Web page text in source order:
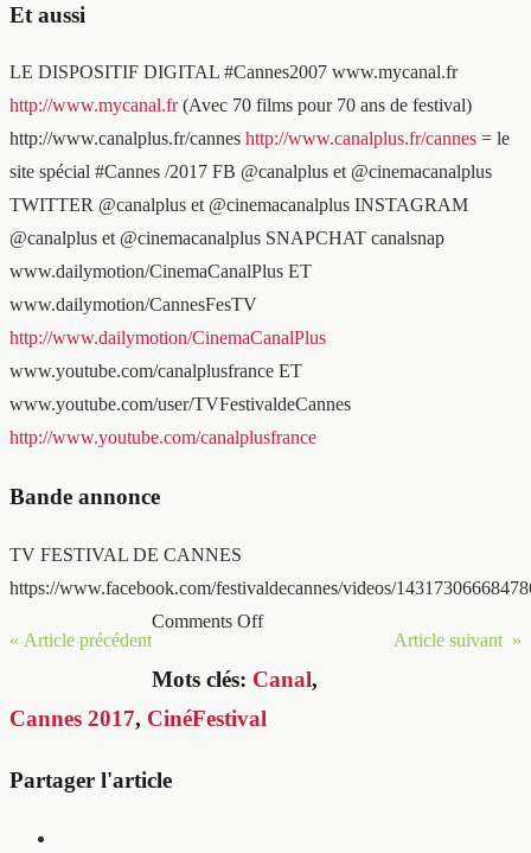
Et aussi
LE DISPOSITIF DIGITAL #Cannes2007 www.mycanal.fr
http://www.mycanal.fr(Avec 70 films pour 70 ans de festival)
http://www.canalplus.fr/cannes http://www.canalplus.fr/cannes = le
site spécial #Cannes /2017 FB @canalplus et @cinemacanalplus
TWITTER @canalplus et @cinemacanalplus INSTAGRAM
@canalplus et @cinemacanalplus SNAPCHAT canalsnap
www.dailymotion/CinemaCanalPlus ET
www.dailymotion/CannesFesTV
http://www.dailymotion/CinemaCanalPlus
www.youtube.com/canalplusfrance ET
www.youtube.com/user/TVFestivaldeCannes
http://www.youtube.com/canalplusfrance
Bande annonce
TV FESTIVAL DE CANNES
https://www.facebook.com/festivaldecannes/videos/
« Article précédent Article suivant »
Comments Off
Mots clés: Canal,
Cannes 2017, CinéFestival
Partager l'article